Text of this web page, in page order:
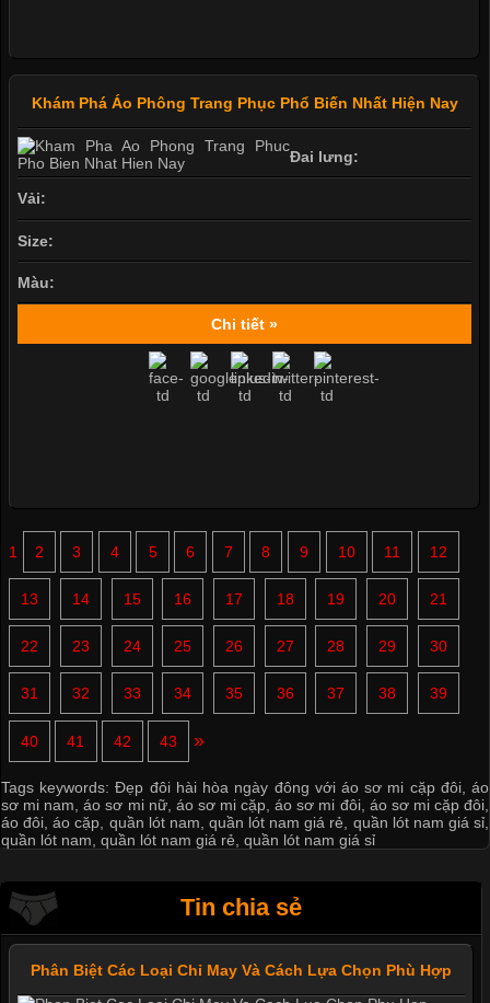
Khám Phá Áo Phông Trang Phục Phổ Biến Nhất Hiện Nay
Đai lưng:
Vải:
Size:
Màu:
Chi tiết »
1 2 3 4 5 6 7 8 9 10 11 12
13 14 15 16 17 18 19 20 21
22 23 24 25 26 27 28 29 30
31 32 33 34 35 36 37 38 39
40 41 42 43 »
Tags keywords:Đẹp đôi hài hòa ngày đông với áo sơ mi cặp đôi,áo
sơ mi nam ,áo sơ mi nữ, áo sơ mi cặp ,áo sơ mi đôi, áo sơ mi cặp đôi
áo đôi ,áo cặp quần lót nam quần lót nam giá rẻ quần lót nam giá sỉ
quần lót nam quần lót nam giá rẻ quần lót nam giá sỉ
Tin chia sẻ
Phân Biệt Các Loại Chỉ May Và Cách Lựa Chọn Phù Hợp